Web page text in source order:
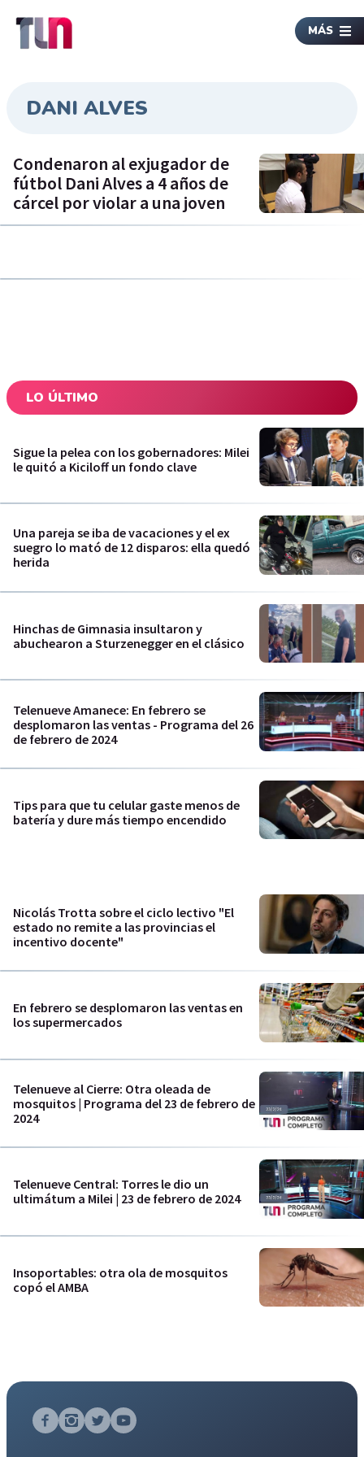
MÁS
DANI ALVES
Condenaron al exjugador de
fútbol Dani Alves a 4 años de
cárcel por violar a una joven
LO ÚLTIMO
Sigue la pelea con los gobernadores: Milei
le quitó a Kiciloff un fondo clave
Una pareja se iba de vacaciones y el ex
suegro lo mató de 12 disparos: ella quedó
herida
Hinchas de Gimnasia insultaron y
abuchearon a Sturzenegger en el clásico
Telenueve Amanece: En febrero se
desplomaron las ventas - Programa del 26
de febrero de 2024
Tips para que tu celular gaste menos de
batería y dure más tiempo encendido
Nicolás Trotta sobre el ciclo lectivo "El
estado no remite a las provincias el
incentivo docente"
En febrero se desplomaron las ventas en
los supermercados
Telenueve al Cierre: Otra oleada de
mosquitos | Programa del 23 de febrero de
2024
Telenueve Central: Torres le dio un
ultimátum a Milei | 23 de febrero de 2024
Insoportables: otra ola de mosquitos
copó el AMBA